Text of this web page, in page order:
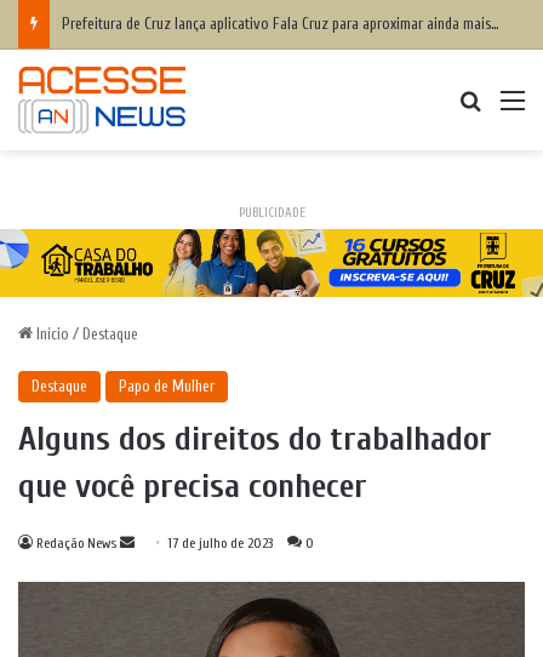
Prefeitura de Cruz lança aplicativo Fala Cruz para aproximar ainda mais a populaçãoda gestão municipal
PUBLICIDADE
Início / Destaque
Destaque Papo de Mulher
Alguns dos direitos do trabalhador
que você precisa conhecer
Redação News
Mande17 de julho de 2023 0